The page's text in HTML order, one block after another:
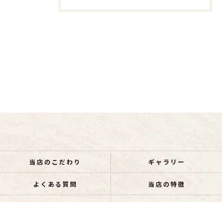
当店のこだわり ギャラリー
よくある質問 当店の特徴